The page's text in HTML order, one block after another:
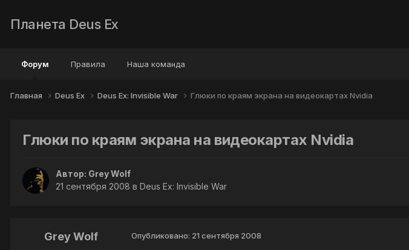
Планета Deus Ex
Форум Правила Наша команда
Главная Deus Ex Deus Ex: Invisible War Глюки по краям экрана на видеокартах Nvidia
Глюки по краям экрана на видеокартах Nvidia
Автор: Grey Wolf
21 сентября 2008 в Deus Ex: Invisible War
Grey Wolf Опубликовано: 21 сентября 2008